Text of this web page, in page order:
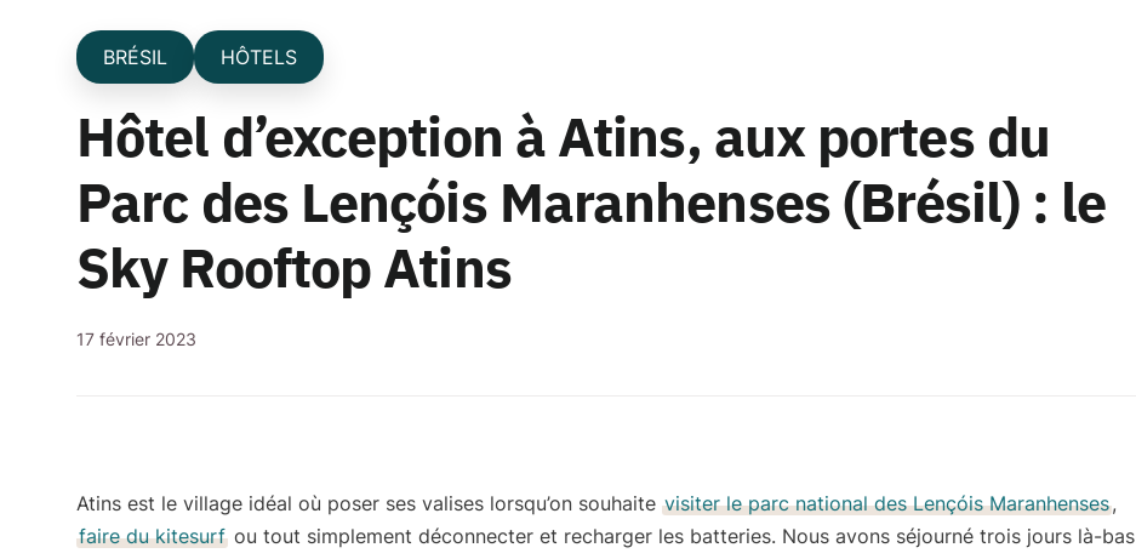
BRÉSIL HÔTELS
Hôtel d’exception à Atins, aux portes du
Parc des Lençóis Maranhenses (Brésil) : le
Sky Rooftop Atins
17 février 2023
Atins est le village idéal où poser ses valises lorsqu’on souhaite visiter le parc national des Lençóis Maranhenses,
faire du kitesurf ou tout simplement déconnecter et recharger les batteries. Nous avons séjourné trois jours là-bas